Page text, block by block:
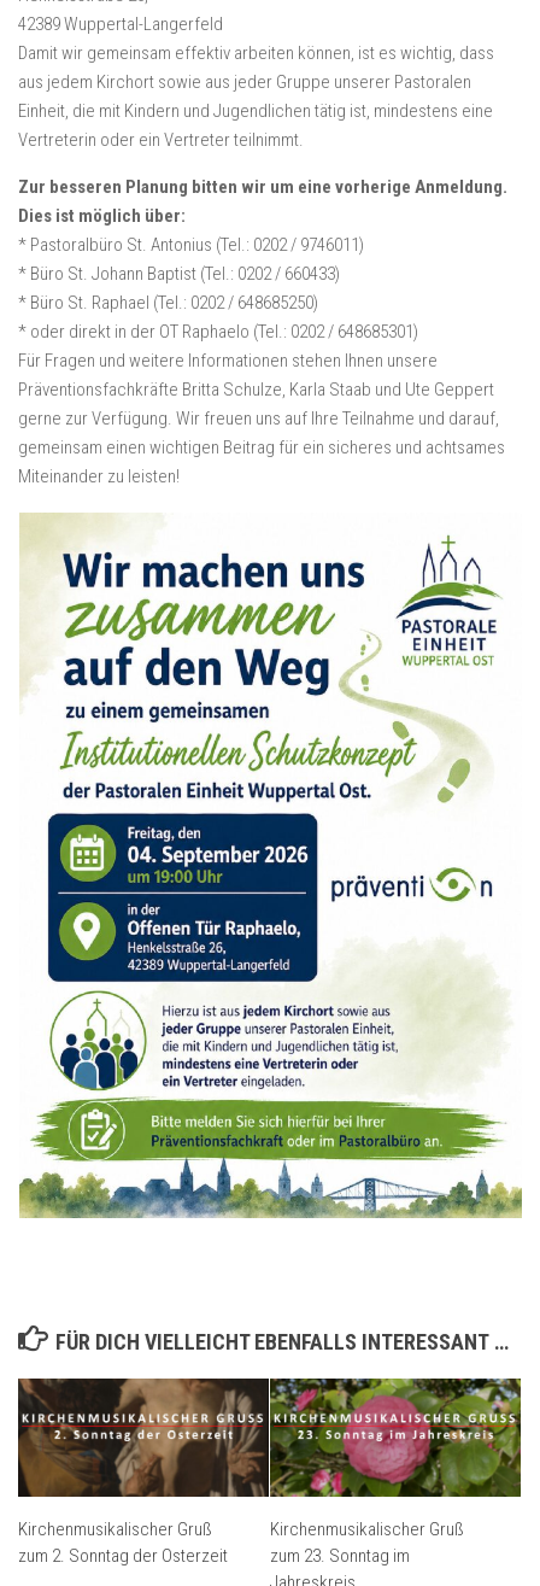
42389 Wuppertal-Langerfeld
Damit wir gemeinsam effektiv arbeiten können, ist es wichtig, dass
aus jedem Kirchort sowie aus jeder Gruppe unserer Pastoralen
Einheit, die mit Kindern und Jugendlichen tätig ist, mindestens eine
Vertreterin oder ein Vertreter teilnimmt.
Zur besseren Planung bitten wir um eine vorherige Anmeldung.
Dies ist möglich über:
* Pastoralbüro St. Antonius (Tel.: 0202 / 9746011)
* Büro St. Johann Baptist (Tel.: 0202 / 660433)
* Büro St. Raphael (Tel.: 0202 / 648685250)
* oder direkt in der OT Raphaelo (Tel.: 0202 / 648685301)
Für Fragen und weitere Informationen stehen Ihnen unsere
Präventionsfachkräfte Britta Schulze, Karla Staab und Ute Geppert
gerne zur Verfügung. Wir freuen uns auf Ihre Teilnahme und darauf,
gemeinsam einen wichtigen Beitrag für ein sicheres und achtsames
Miteinander zu leisten!
FÜR DICH VIELLEICHT EBENFALLS INTERESSANT …
Kirchenmusikalischer Gruß
zum 2. Sonntag der Osterzeit
Kirchenmusikalischer Gruß
zum 23. Sonntag im